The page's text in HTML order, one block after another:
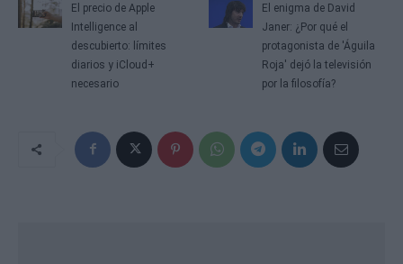
El precio de Apple
Intelligence al
descubierto: límites
diarios y iCloud+
necesario
El enigma de David
Janer: ¿Por qué el
protagonista de 'Águila
Roja' dejó la televisión
por la filosofía?